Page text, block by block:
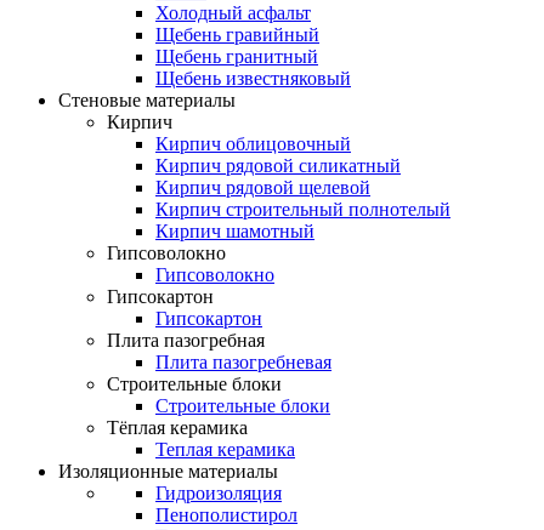
Холодный асфальт
Щебень гравийный
Щебень гранитный
Щебень известняковый
Стеновые материалы
Кирпич
Кирпич облицовочный
Кирпич рядовой силикатный
Кирпич рядовой щелевой
Кирпич строительный полнотелый
Кирпич шамотный
Гипсоволокно
Гипсоволокно
Гипсокартон
Гипсокартон
Плита пазогребная
Плита пазогребневая
Строительные блоки
Строительные блоки
Тёплая керамика
Теплая керамика
Изоляционные материалы
Гидроизоляция
Пенополистирол